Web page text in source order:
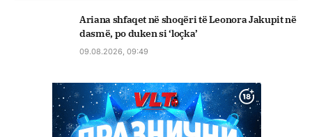
Ariana shfaqet në shoqëri të Leonora Jakupit në
dasmë, po duken si ‘loçka’
09.08.2026, 09:49